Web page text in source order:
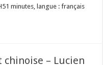
minutes, langue : français
chinoise – Lucien